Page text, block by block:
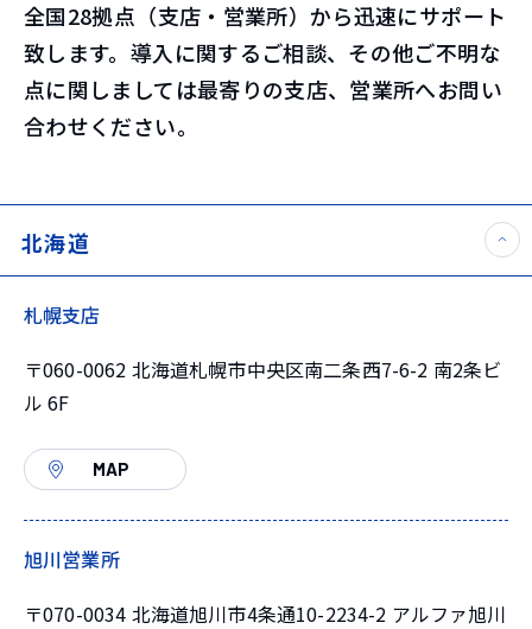
全国28拠点（支店・営業所）から迅速にサポート
致します。導入に関するご相談、その他ご不明な
点に関しましては最寄りの支店、営業所へお問い
合わせください。
北海道
札幌支店
〒060-0062 北海道札幌市中央区南二条西7-6-2 南2条ビ
ル 6F
MAP
旭川営業所
〒070-0034 北海道旭川市4条通10-2234-2 アルファ旭川